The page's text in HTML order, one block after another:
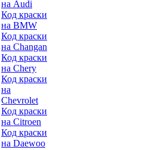
на Audi
Код краски
на BMW
Код краски
на Changan
Код краски
на Chery
Код краски
на
Chevrolet
Код краски
на Citroen
Код краски
на Daewoo